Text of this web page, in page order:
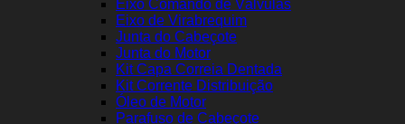
Eixo Comando de Válvulas
Eixo de Virabrequim
Junta do Cabeçote
Junta do Motor
Kit Capa Correia Dentada
Kit Corrente Distribuição
Óleo de Motor
Parafuso de Cabeçote